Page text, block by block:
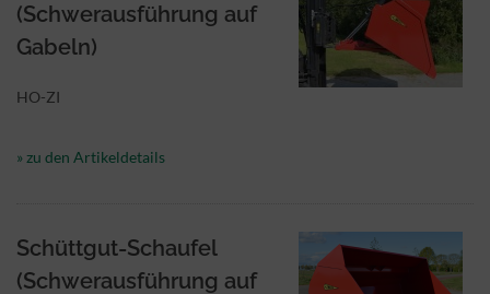
(Schwerausführung auf
Gabeln)
HO-ZI
» zu den Artikeldetails
Schüttgut-Schaufel
(Schwerausführung auf